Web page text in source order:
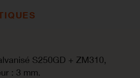
S250GD + ZM310,
: 3 mm.